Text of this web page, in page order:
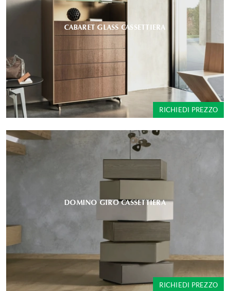
CABARET GLASS CASSETTIERA
RICHIEDI PREZZO
DOMINO GIRO CASSETTIERA
RICHIEDI PREZZO